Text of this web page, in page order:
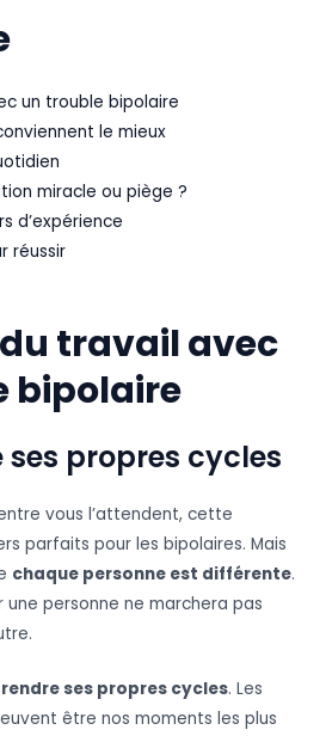
un trouble bipolaire
le mieux
miracle ou piège ?
d’expérience
réussir
travail avec
bipolaire
propres cycles
vous l’attendent, cette
parfaits pour les bipolaires. Mais
chaque personne est différente.
personne ne marchera pas
ses propres cycles. Les
être nos moments les plus